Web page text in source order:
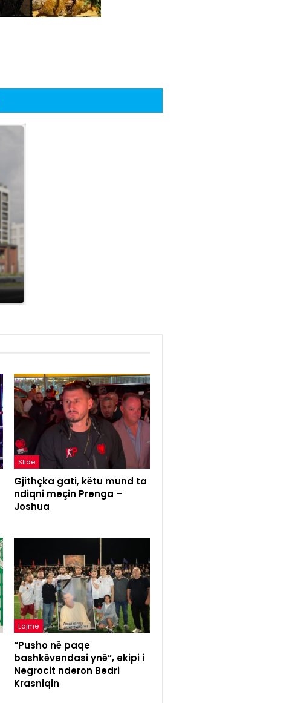
Slide
Gjithçka gati, këtu mund ta
ndiqni meçin Prenga –
Joshua
Lajme
“Pusho në paqe
bashkëvendasi ynë”, ekipi i
Negrocit nderon Bedri
Krasniqin